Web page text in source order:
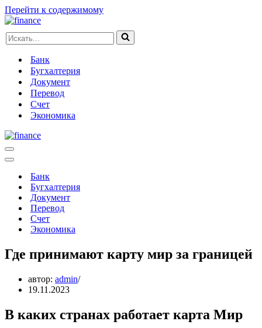
Перейти к содержимому
Искать...
Банк
Бугхалтерия
Документ
Перевод
Счет
Экономика
Меню
навигации
Меню
навигацииБанк
Бугхалтерия
Документ
Перевод
Счет
Экономика
Где принимают карту мир за границей
автор: admin
19.11.2023
В каких странах работает карта Мир